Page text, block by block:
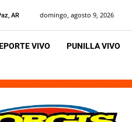
AR domingo, agosto 9, 2026
VIVO PUNILLA VIVO